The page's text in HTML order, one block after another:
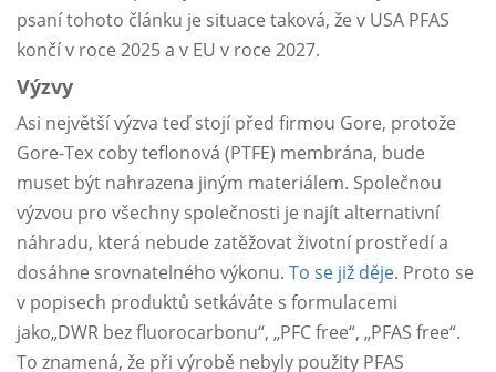
psaní tohoto článku je situace taková, že v USA PFAS
končí v roce 2025 a v EU v roce 2027.
Výzvy
Asi největší výzva teď stojí před firmou Gore, protože
Gore-Tex coby teflonová (PTFE) membrána, bude
muset být nahrazena jiným materiálem. Společnou
výzvou pro všechny společnosti je najít alternativní
náhradu, která nebude zatěžovat životní prostředí a
dosáhne srovnatelného výkonu. To se již děje. Proto se
v popisech produktů setkáváte s formulacemi
jako„DWR bez fluorocarbonu“, „PFC free“, „PFAS free“.
To znamená, že při výrobě nebyly použity PFAS